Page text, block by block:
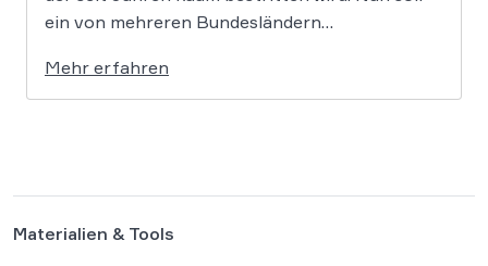
ein von mehreren Bundesländern
schaffen. Der Ansatz ist ambitioniert:
Unternehmensgründungen sollen künftig
Mehr erfahren
Materialien & Tools